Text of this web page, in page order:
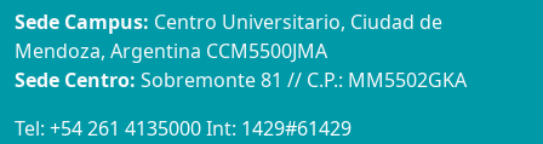
Sede Campus: Centro Universitario, Ciudad de
Mendoza, Argentina CCM5500JMA
Sede Centro: Sobremonte 81 // C.P.: MM5502GKA
Tel: +54 261 4135000Int: 1429#61429